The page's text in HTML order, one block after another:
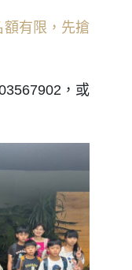
額有限，先搶
，或